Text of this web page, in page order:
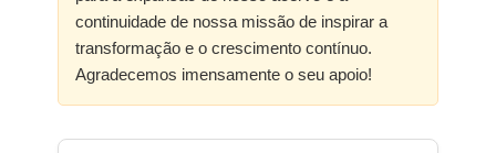
continuidade de nossa missão de inspirar a
transformação e o crescimento contínuo.
Agradecemos imensamente o seu apoio!